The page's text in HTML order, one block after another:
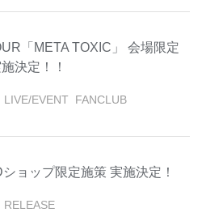
「META TOXIC」 会場限定
決定！！
LIVE/EVENT FANCLUB
ョップ限定施策 実施決定！
RELEASE